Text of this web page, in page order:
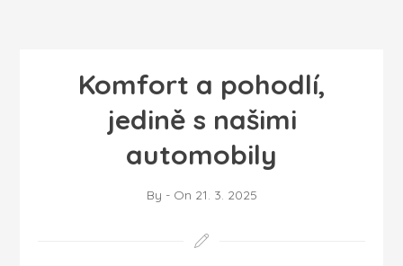
Komfort a pohodlí,
jedině s našimi
automobily
By - On 21. 3. 2025